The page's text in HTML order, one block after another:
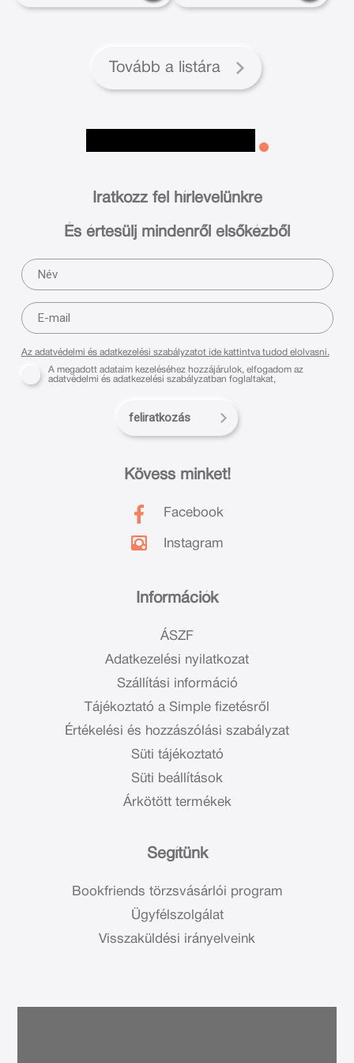
Tovább a listára
Információk
ÁSZF
Adatkezelési nyilatkozat
Szállítási információ
Tájékoztató a Simple fizetésről
Értékelési és hozzászólási szabályzat
Süti tájékoztató
Süti beállítások
Árkötött termékek
Segítünk
Bookfriends törzsvásárlói program
Ügyfélszolgálat
Visszaküldési irányelveink
Kövess minket!
Facebook
Instagram
Iratkozz fel hírlevelünkre
És értesülj mindenről elsőkézből
Az adatvédelmi és adatkezelési szabályzatot ide kattintva tudod elolvasni.
A megadott adataim kezeléséhez hozzájárulok, elfogadom az
adatvédelmi és adatkezelési szabályzatban foglaltakat,
feliratkozás